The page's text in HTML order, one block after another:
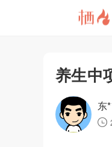
养生中
东